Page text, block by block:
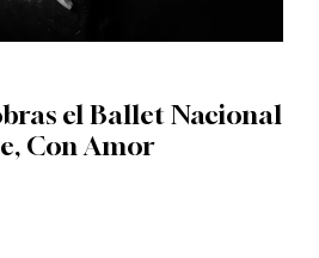
el Ballet Nacional
Con Amor